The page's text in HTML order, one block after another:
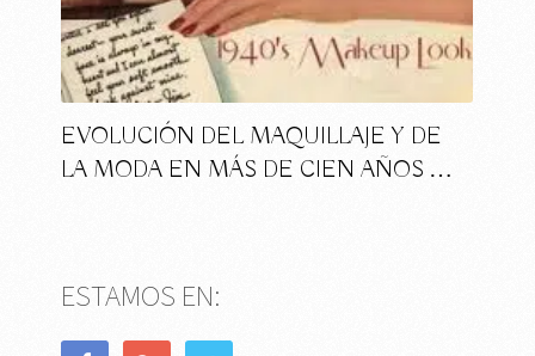
EVOLUCIÓN DEL MAQUILLAJE Y DE
LA MODA EN MÁS DE CIEN AÑOS …
ESTAMOS EN: